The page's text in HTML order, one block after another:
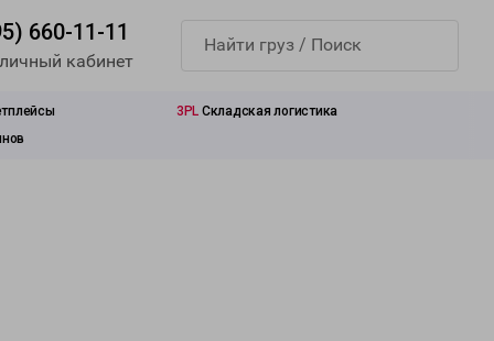
660-11-11
кабинет
3PL Складская логистика